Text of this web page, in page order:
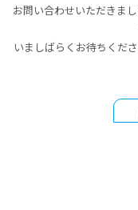
お問い合わせいただきま
いましばらくお待ちくだ